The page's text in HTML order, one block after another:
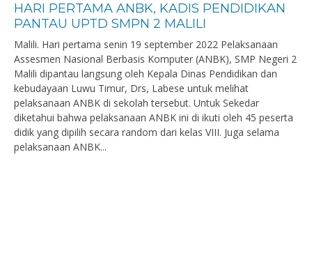
HARI PERTAMA ANBK, KADIS PENDIDIKAN
PANTAU UPTD SMPN 2 MALILI
Malili. Hari pertama senin 19 september 2022 Pelaksanaan
Assesmen Nasional Berbasis Komputer (ANBK), SMP Negeri 2
Malili dipantau langsung oleh Kepala Dinas Pendidikan dan
kebudayaan Luwu Timur, Drs, Labese untuk melihat
pelaksanaan ANBK di sekolah tersebut. Untuk Sekedar
diketahui bahwa pelaksanaan ANBK ini di ikuti oleh 45 peserta
didik yang dipilih secara random dari kelas VIII. Juga selama
pelaksanaan ANBK...